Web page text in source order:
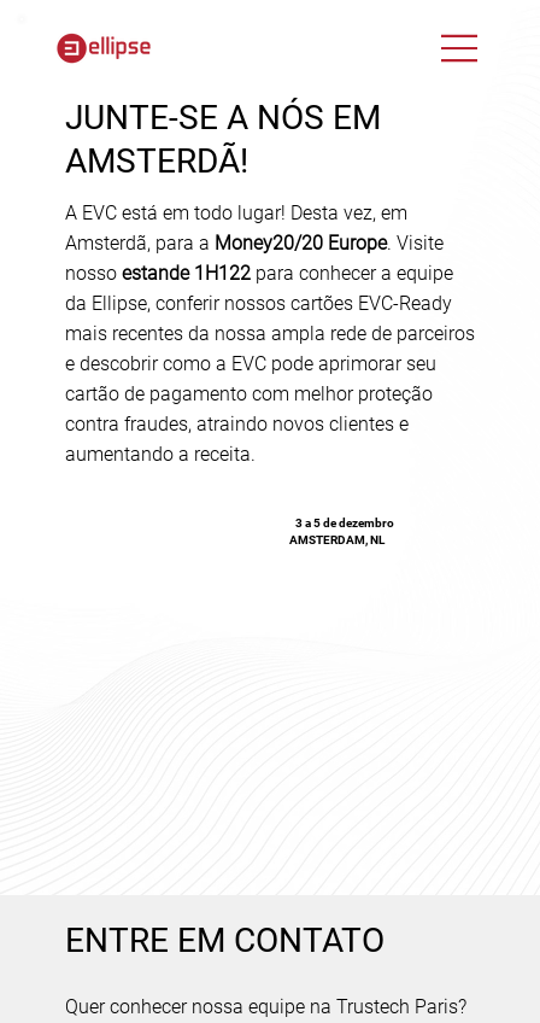
JUNTE-SE A NÓS EM
AMSTERDÃ!
A EVC está em todo lugar! Desta vez, em
Amsterdã, para a Money20/20 Europe. Visite
nosso estande 1H122 para conhecer a equipe
da Ellipse, conferir nossos cartões EVC-Ready
mais recentes da nossa ampla rede de parceiros
e descobrir como a EVC pode aprimorar seu
cartão de pagamento com melhor proteção
contra fraudes, atraindo novos clientes e
aumentando a receita.
3 a 5 de dezembro
AMSTERDAM, NL
ENTRE EM CONTATO
Quer conhecer nossa equipe na Trustech Paris?